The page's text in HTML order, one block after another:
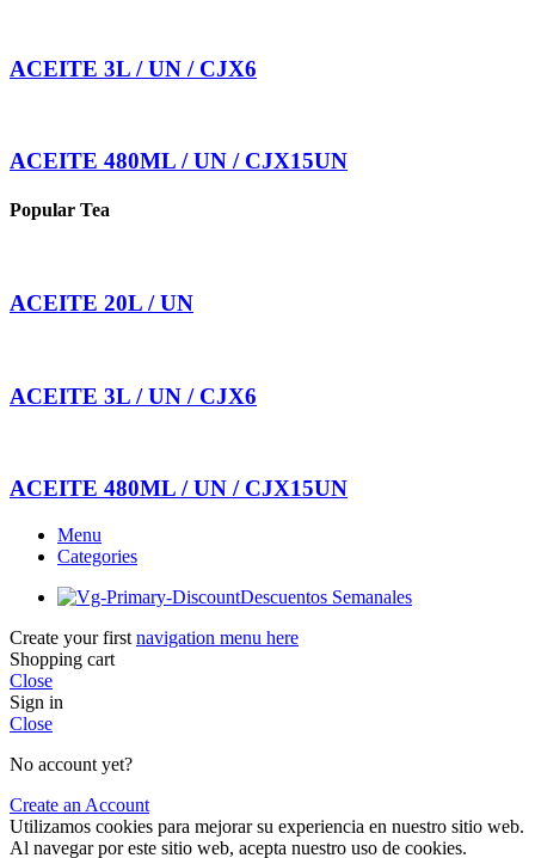
ACEITE 3L / UN / CJX6
ACEITE 480ML / UN / CJX15UN
Popular Tea
ACEITE 20L / UN
ACEITE 3L / UN / CJX6
ACEITE 480ML / UN / CJX15UN
Menu
Categories
Descuentos Semanales
Create your first navigation menu here
Shopping cart
Close
Sign in
Close
No account yet?
Create an Account
Utilizamos cookies para mejorar su experiencia en nuestro sitio web.
Al navegar por este sitio web, acepta nuestro uso de cookies.